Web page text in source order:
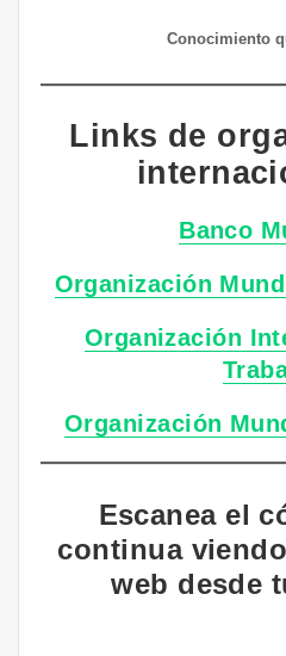
Conocimiento
Links de
Banco
Organización
Organización
Organización
Escanea el
continua
web desde